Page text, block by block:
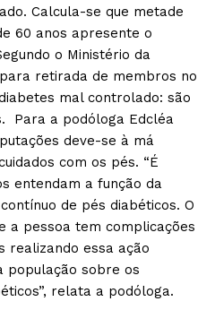
Calcula-se que metade
60 anos apresente o
o Ministério da
retirada de membros no
mal controlado: são
Para a podóloga Edcléa
deve-se à má
com os pés. “É
entendam a função da
de pés diabéticos. O
a pessoa tem complicações
realizando essa ação
população sobre os
relata a podóloga.